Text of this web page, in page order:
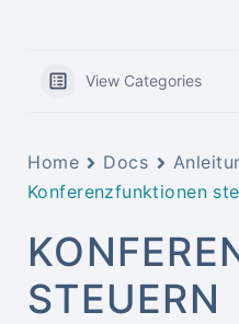
View Categories
Home Docs
Konferenzfunktionen
STEUERN